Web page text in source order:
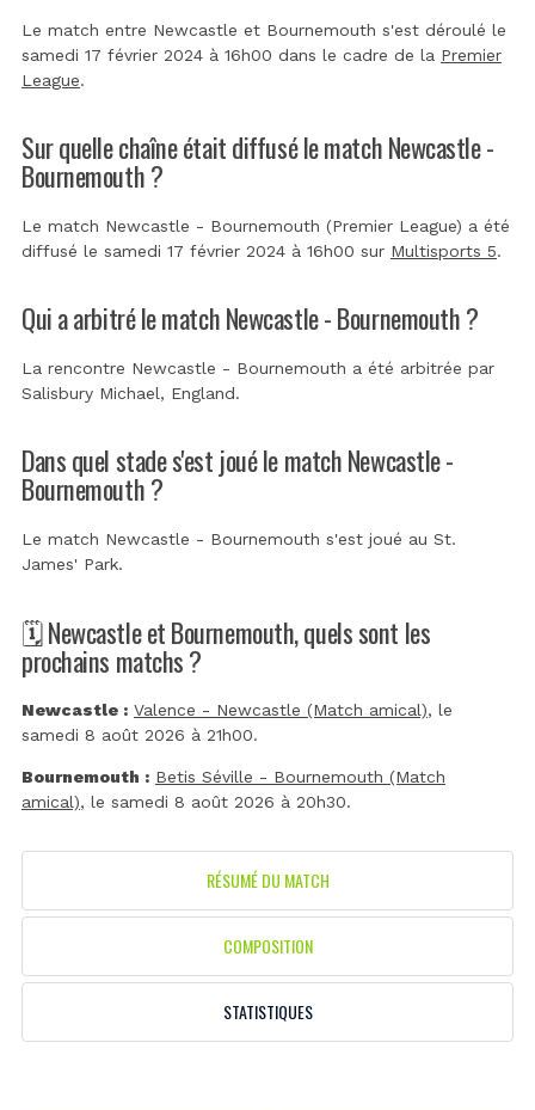
Le match entre Newcastle et Bournemouth s'est déroulé le
samedi 17 février 2024 à 16h00 dans le cadre de la Premier
League.
Sur quelle chaîne était diffusé le match Newcastle -
Bournemouth ?
Le match Newcastle - Bournemouth (Premier League) a été
diffusé le samedi 17 février 2024 à 16h00 sur Multisports 5.
Qui a arbitré le match Newcastle - Bournemouth ?
La rencontre Newcastle - Bournemouth a été arbitrée par
Salisbury Michael, England.
Dans quel stade s'est joué le match Newcastle -
Bournemouth ?
Le match Newcastle - Bournemouth s'est joué au St.
James' Park.
🗓️ Newcastle et Bournemouth, quels sont les
prochains matchs ?
Newcastle : Valence - Newcastle (Match amical), le
samedi 8 août 2026 à 21h00.
Bournemouth : Betis Séville - Bournemouth (Match
amical), le samedi 8 août 2026 à 20h30.
RÉSUMÉ DU MATCH
COMPOSITION
STATISTIQUES